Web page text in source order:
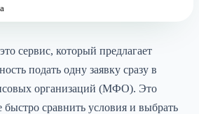
сервис, который предлагает
подать одну заявку сразу в
организаций (МФО). Это
быстро сравнить условия и выбрать